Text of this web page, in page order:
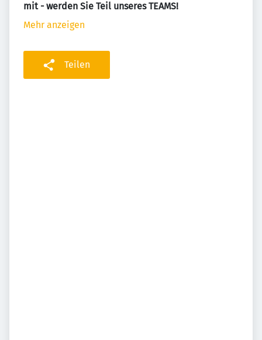
mit - werden Sie Teil unseres TEAMS!
Mehr anzeigen
Teilen